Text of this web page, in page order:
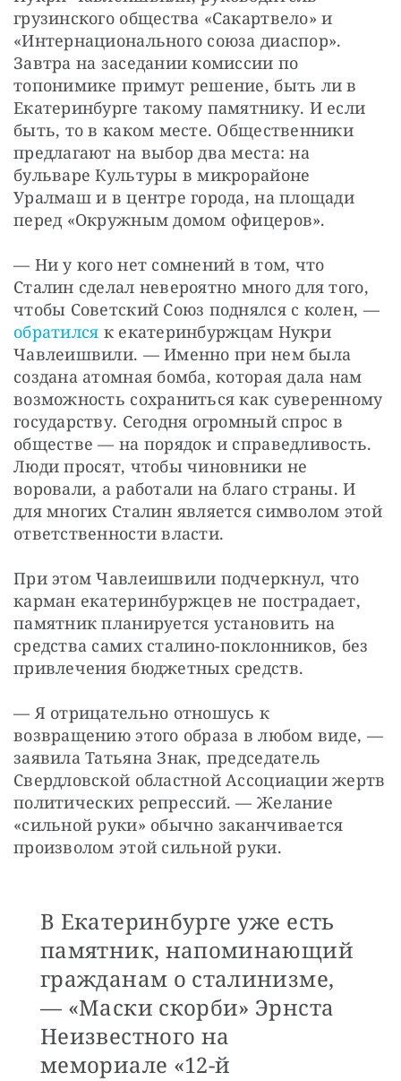
грузинского общества «Сакартвело» и
«Интернационального союза диаспор».
Завтра на заседании комиссии по
топонимике примут решение, быть ли в
Екатеринбурге такому памятнику. И если
быть, то в каком месте. Общественники
предлагают на выбор два места: на
бульваре Культуры в микрорайоне
Уралмаш и в центре города, на площади
перед «Окружным домом офицеров».
— Ни у кого нет сомнений в том, что
Сталин сделал невероятно много для того,
чтобы Советский Союз поднялся с колен, —
обратился к екатеринбуржцам Нукри
Чавлеишвили. — Именно при нем была
создана атомная бомба, которая дала нам
возможность сохраниться как суверенному
государству. Сегодня огромный спрос в
обществе — на порядок и справедливость.
Люди просят, чтобы чиновники не
воровали, а работали на благо страны. И
для многих Сталин является символом этой
ответственности власти.
При этом Чавлеишвили подчеркнул, что
карман екатеринбуржцев не пострадает,
памятник планируется установить на
средства самих сталино-поклонников, без
привлечения бюджетных средств.
— Я отрицательно отношусь к
возвращению этого образа в любом виде, —
заявила Татьяна Знак, председатель
Свердловской областной Ассоциации жертв
политических репрессий. — Желание
«сильной руки» обычно заканчивается
произволом этой сильной руки.
В Екатеринбурге уже есть
памятник, напоминающий
гражданам о сталинизме,
— «Маски скорби» Эрнста
Неизвестного на
мемориале «12-й